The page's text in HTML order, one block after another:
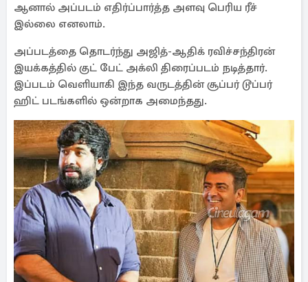
ஆனால் அப்படம் எதிர்ப்பார்த்த அளவு பெரிய ரீச்
இல்லை எனலாம்.
அப்படத்தை தொடர்ந்து அஜித்-ஆதிக் ரவிச்சந்திரன்
இயக்கத்தில் குட் பேட் அக்லி திரைப்படம் நடித்தார்.
இப்படம் வெளியாகி இந்த வருடத்தின் சூப்பர் டூப்பர்
ஹிட் படங்களில் ஒன்றாக அமைந்தது.